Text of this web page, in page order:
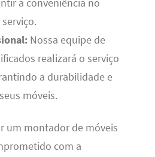
a conveniência no
Nossa equipe de
realizará o serviço
a durabilidade e
móveis.
um montador de móveis
com a